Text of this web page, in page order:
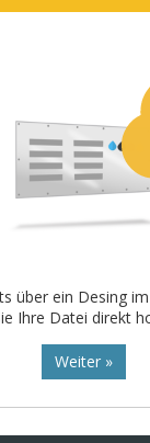
über ein Desing
Ihre Datei direkt
Weiter »